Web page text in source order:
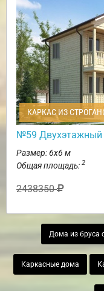
КАРКАС ИЗ
№59 Двухэтажный
Размер: 6х6 м
Общая площадь: 2
2438350
Дома из бруса
Каркасные дома